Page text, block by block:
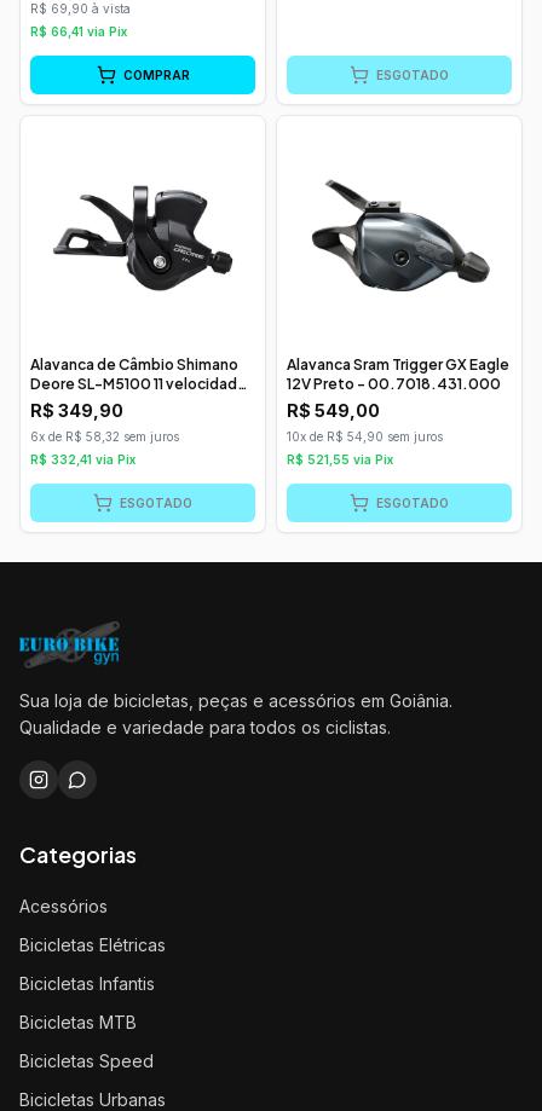
R$ 69,90 à vista
R$ 66,41 via Pix
COMPRAR ESGOTADO
Alavanca de Câmbio Shimano
Deore SL-M5100 11 velocidades
Direita
R$ 349,90
6x de R$ 58,32 sem juros
R$ 332,41 via Pix
ESGOTADO
Alavanca Sram Trigger GX Eagle
12V Preto - 00.7018.431.000
R$ 549,00
10x de R$ 54,90 sem juros
R$ 521,55 via Pix
ESGOTADO
Sua loja de bicicletas, peças e acessórios em Goiânia.
Qualidade e variedade para todos os ciclistas.
Categorias
Acessórios
Bicicletas Elétricas
Bicicletas Infantis
Bicicletas MTB
Bicicletas Speed
Bicicletas Urbanas